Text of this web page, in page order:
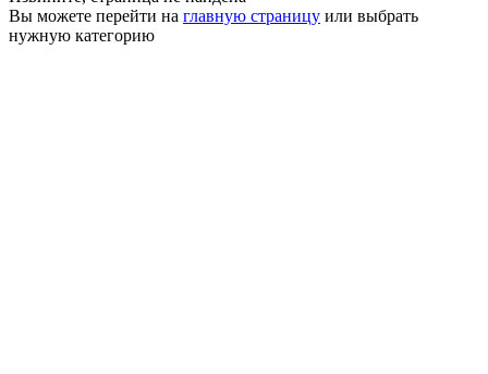
Вы можете перейти на главную страницу или выбрать
нужную категорию